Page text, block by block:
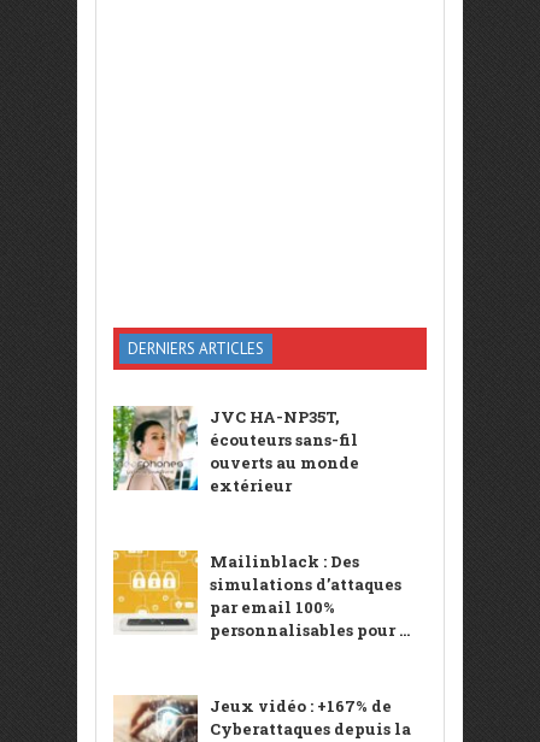
DERNIERS ARTICLES
JVC HA-NP35T,
écouteurs sans-fil
ouverts au monde
extérieur
Mailinblack : Des
simulations d’attaques
par email 100%
personnalisables pour ...
Jeux vidéo : +167% de
Cyberattaques depuis la